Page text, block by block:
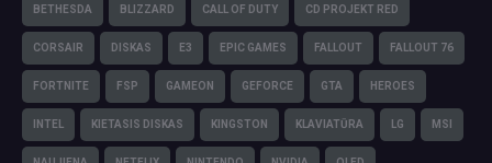
BETHESDA BLIZZARD CALL OF DUTY CD PROJEKT RED
CORSAIR DISKAS E3 EPIC GAMES FALLOUT FALLOUT 76
FORTNITE FSP GAMEON GEFORCE GTA HEROES
INTEL KIETASIS DISKAS KINGSTON KLAVIATŪRA LG MSI